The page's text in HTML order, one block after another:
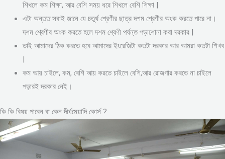
শিখলে কম শিক্ষা, আর বেশি সময় ধরে শিখলে বেশি শিক্ষা |
এটা অন্তত সবাই জানে যে চতুর্থ শ্রেণীর ছাত্র দশম শ্রেণীর অংক করতে পারে না।
দশম শ্রেণীর অংক করতে হলে দশম শ্রেণী পর্যন্ত পড়াশোনা করা দরকার |
তাই আমাদের ঠিক করতে হবে আমাদের ইংরেজিটা কতটা দরকার আর আমরা কতটা শিখব
|
কম আয় চাইলে, কম, বেশি আয় করতে চাইলে বেশি,আর রোজগার করতে না চাইলে
পড়ারই দরকার নেই।
কি কি বিষয় পাবেন বা কেন দীর্ঘমেয়াদি কোর্স ?